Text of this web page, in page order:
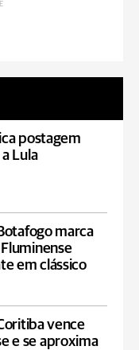
postagem
Lula
marca
em clássico
vence
e se aproxima